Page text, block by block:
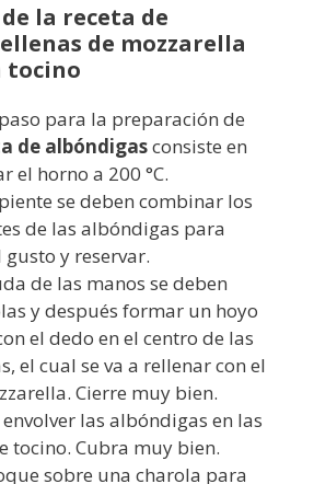
la receta de
de mozzarella
tocino
para la preparación de
de albóndigasconsiste en
el horno a 200 °C.
se deben combinar los
de las albóndigas para
y reservar.
de las manos se deben
y después formar un hoyo
el dedo en el centro de las
el cual se va a rellenar con el
Cierre muy bien.
las albóndigas en las
tocino. Cubra muy bien.
sobre una charola para